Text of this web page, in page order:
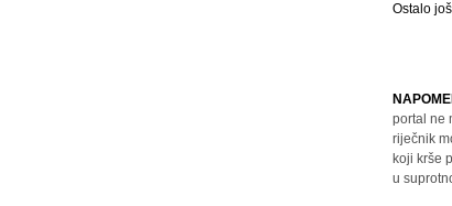
Ostalo još
portal ne
riječnik
koji krše
u